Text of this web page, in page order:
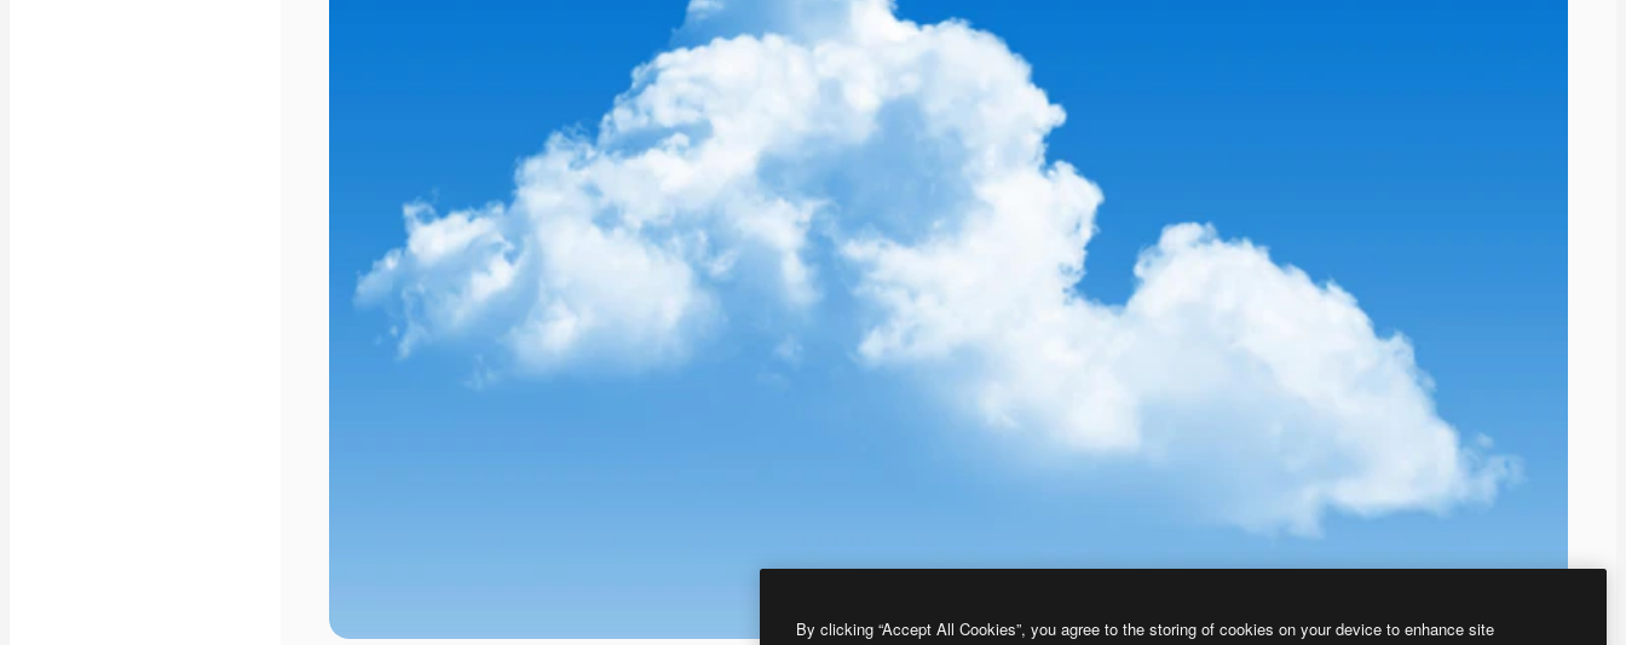
By clicking “Accept All Cookies”, you agree to the storing of cookies on your device to enhance site